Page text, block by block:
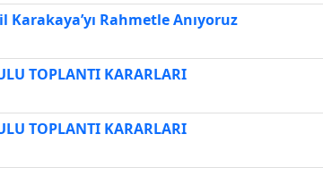
Rahmetle Anıyoruz
TOPLANTI KARARLARI
TOPLANTI KARARLARI